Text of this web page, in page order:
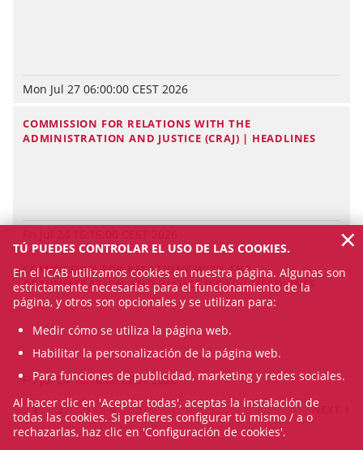
Mon Jul 27 06:00:00 CEST 2026
COMMISSION FOR RELATIONS WITH THE
ADMINISTRATION AND JUSTICE (CRAJ) | HEADLINES
COMMISSION FOR RELATIONS WITH THE
ADMINISTRATION AND JUSTICE (CRAJ) | HEADLINES
Fri Jul 24 16:16:00 CEST 2026
1 2 3 4 5 NEXT
TÚ PUEDES CONTROLAR EL USO DE LAS COOKIES.
En el ICAB utilizamos cookies en nuestra página. Algunas son
estrictamente necesarias para el funcionamiento de la
página, y otros son opcionales y se utilizan para:
Medir cómo se utiliza la página web.
Habilitar la personalización de la página web.
Para funciones de publicidad, marketing y redes sociales.
Al hacer clic en 'Aceptar todas', aceptas la instalación de
todas las cookies. Si prefieres configurar tú mismo / a o
rechazarlas, haz clic en 'Configuración de cookies'.
×